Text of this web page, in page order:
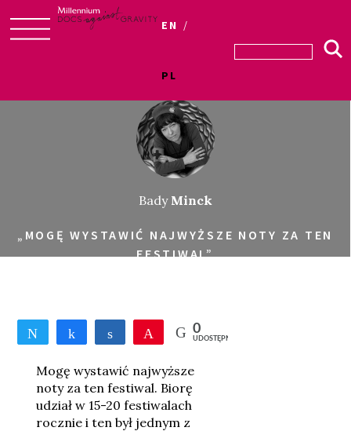
EN
PL
Bady Minck
„MOGĘ WYSTAWIĆ NAJWYŻSZE NOTY ZA TEN
FESTIWAL”
Tweetnij UdostępnijUdostępnijPrzypnij
0
UDOSTĘPNIEŃ
Mogę wystawić najwyższe
noty za ten festiwal. Biorę
udział w 15-20 festiwalach
rocznie i ten był jednym z